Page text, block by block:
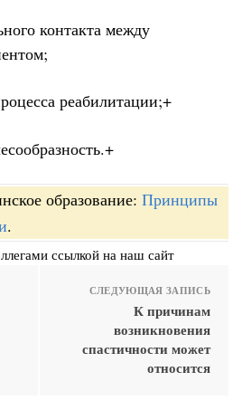
контакта между
реабилитации;+
образование: Принципы
.
ссылкой на наш сайт
СЛЕДУЮЩАЯ ЗАПИСЬ
К причинам
возникновения
спастичности может
относится